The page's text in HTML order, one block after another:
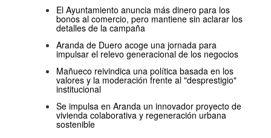
El Ayuntamiento anuncia más dinero para los
bonos al comercio, pero mantiene sin aclarar los
detalles de la campaña
Aranda de Duero acoge una jornada para
impulsar el relevo generacional de los negocios
Mañueco reivindica una política basada en los
valores y la moderación frente al "desprestigio"
institucional
Se impulsa en Aranda un innovador proyecto de
vivienda colaborativa y regeneración urbana
sostenible